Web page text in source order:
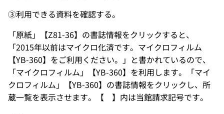
③利用できる資料を確認する。
「原紙」【Z81-36】の書誌情報をクリックすると、
「2015年以前はマイクロ化済です。マイクロフィルム
【YB-360】をご利用ください。」と書かれているので、
「マイクロフィルム」【YB-360】を利用します。「マイ
クロフィルム」【YB-360】の書誌情報をクリックし、所
蔵一覧を表示させます。【 】内は当館請求記号です。